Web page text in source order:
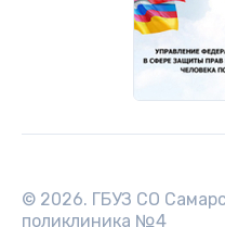
© 2026. ГБУЗ СО
поликлиника №4